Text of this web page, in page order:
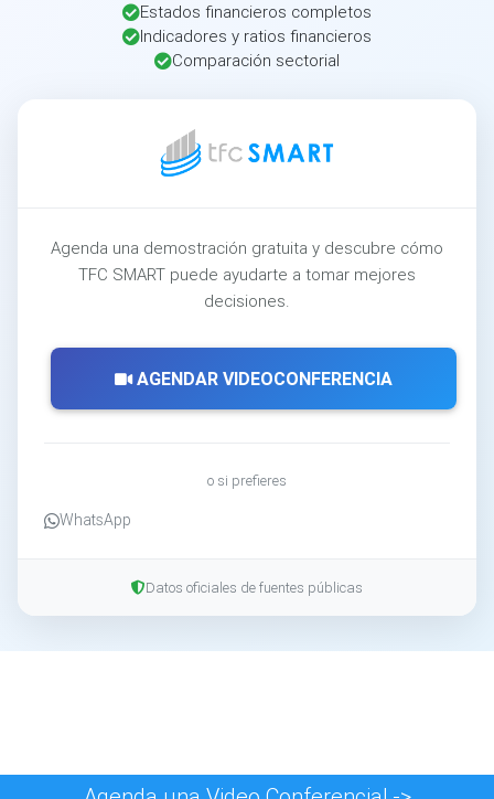
Estados financieros completos
Indicadores y ratios financieros
Comparación sectorial
Agenda una demostración gratuita y descubre cómo
TFC SMART puede ayudarte a tomar mejores
decisiones.
AGENDAR VIDEOCONFERENCIA
o si prefieres
WhatsApp
Datos oficiales de fuentes públicas